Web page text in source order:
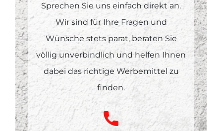
Sprechen Sie uns einfach direkt an.
Wir sind für Ihre Fragen und
Wünsche stets parat, beraten Sie
völlig unverbindlich und helfen Ihnen
dabei das richtige Werbemittel zu
finden.